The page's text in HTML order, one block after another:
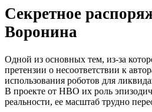
Секретное
Воронина
Одной из основных тем, из-за
претензии о несоответствии к
использования роботов для
В проекте от HBO их роль
реальности, ее масштаб трудно